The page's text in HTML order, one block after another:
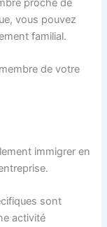
proche de
vous pouvez
familial.
de votre
immigrer en
sont
activité